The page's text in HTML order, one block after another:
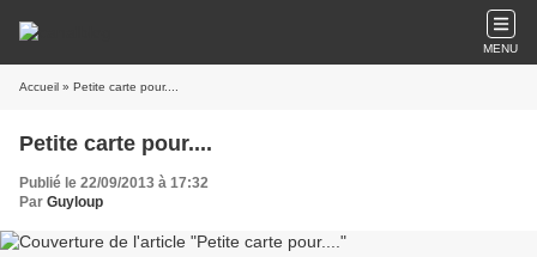
MENU
Accueil » Petite carte pour....
Petite carte pour....
Publié le 22/09/2013 à 17:32
Par Guyloup